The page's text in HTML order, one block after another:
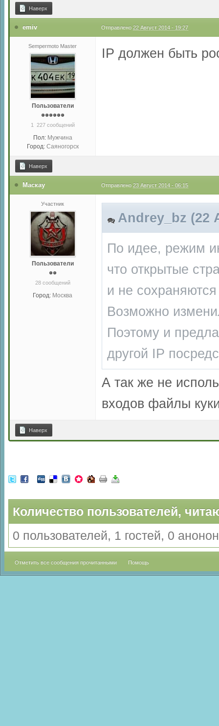
Наверх
emiv Отправлено 22 Август 2014 - 19:27
Sempermoto Master
Пользователи
1 227 сообщений
Пол: Мужчина
Город: Саяногорск
IP должен быть
Наверх
Маскау Отправлено 23 Август 2014 - 06:15
Участник
Пользователи
28 сообщений
Город: Москва
Andrey_bz (22
По идее, режим
что открытые
и не сохраняются
Возможно
Поэтому и
другой IP
А так же не
входов файлы
Наверх
Количество пользователей,
0 пользователей, 1 гостей, 0
Отметить все сообщения прочитанными Помощь